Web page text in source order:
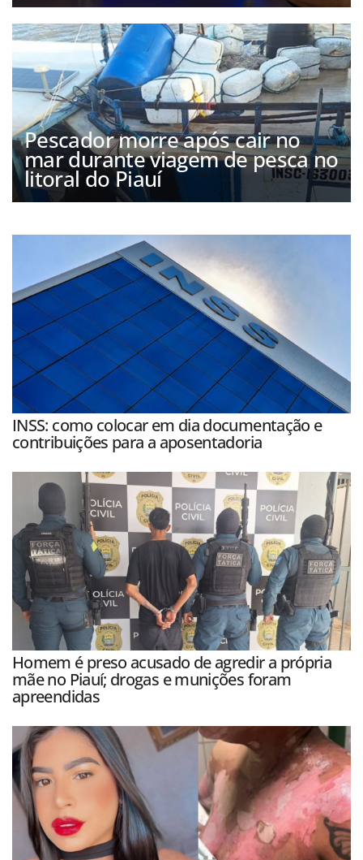
Pescador morre após cair no
mar durante viagem de pesca no
litoral do Piauí
INSS: como colocar em dia documentação e
contribuições para a aposentadoria
Homem é preso acusado de agredir a própria
mãe no Piauí; drogas e munições foram
apreendidas